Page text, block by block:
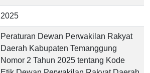
2025
Peraturan Dewan Perwakilan Rakyat
Daerah Kabupaten Temanggung
Nomor 2 Tahun 2025 tentang Kode